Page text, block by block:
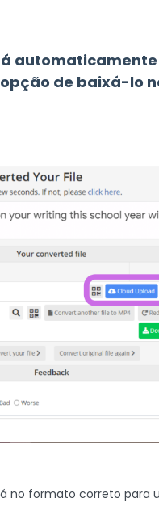
de baixá-lo
no formato correto para